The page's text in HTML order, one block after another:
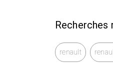
Recherches
renault